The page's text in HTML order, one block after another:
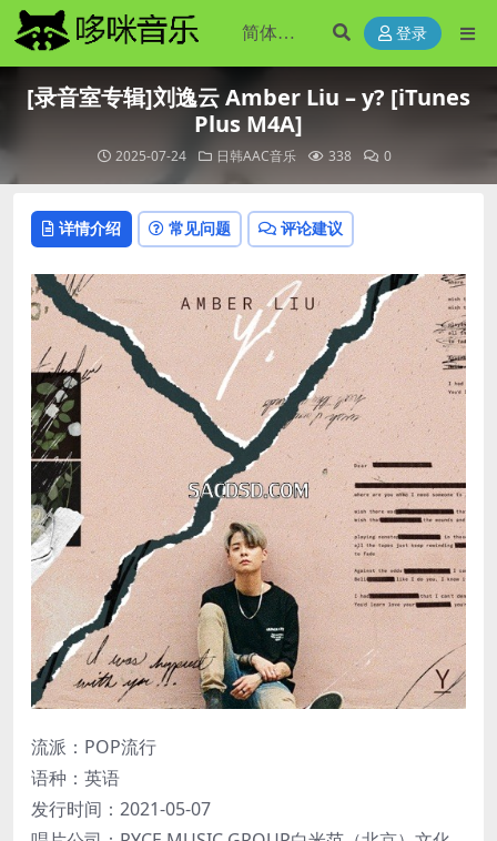
登录
[录音室专辑]刘逸云 Amber Liu – y? [iTunes
Plus M4A]
2025-07-24 日韩AAC音乐 338 0
详情介绍 常见问题 评论建议
流派：POP流行
语种：英语
发行时间：2021-05-07